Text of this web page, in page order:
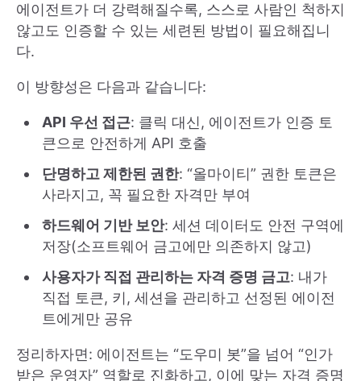
에이전트가 더 강력해질수록, 스스로 사람인 척하지
않고도 인증할 수 있는 세련된 방법이 필요해집니
다.
이 방향성은 다음과 같습니다:
API 우선 접근: 클릭 대신, 에이전트가 인증 토
큰으로 안전하게 API 호출
단명하고 제한된 권한: “올마이티” 권한 토큰은
사라지고, 꼭 필요한 자격만 부여
하드웨어 기반 보안: 세션 데이터도 안전 구역에
저장(소프트웨어 금고에만 의존하지 않고)
사용자가 직접 관리하는 자격 증명 금고: 내가
직접 토큰, 키, 세션을 관리하고 선정된 에이전
트에게만 공유
정리하자면: 에이전트는 “도우미 봇”을 넘어 “인가
받은 운영자” 역할로 진화하고, 이에 맞는 자격 증명